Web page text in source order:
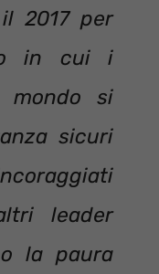
2017 per
in cui i
si
sicuri
leader
la paura